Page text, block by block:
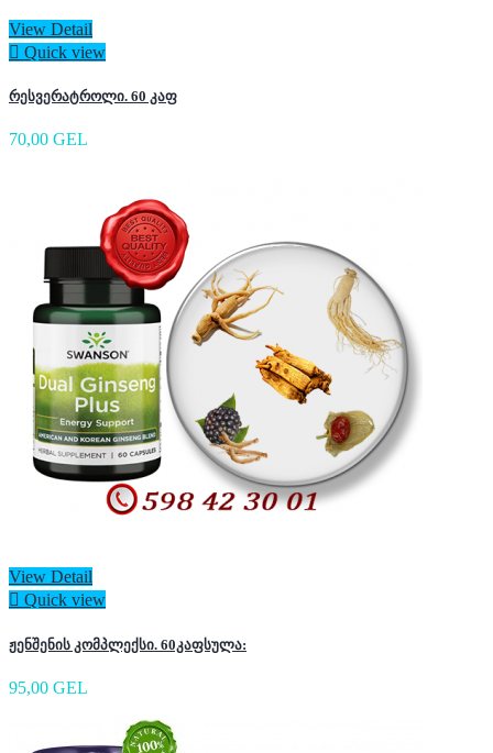
View Detail
 Quick view
რესვერატროლი. 60 კაფ
70,00 GEL
View Detail
 Quick view
ჟენშენის კომპლექსი. 60კაფსულა:
95,00 GEL